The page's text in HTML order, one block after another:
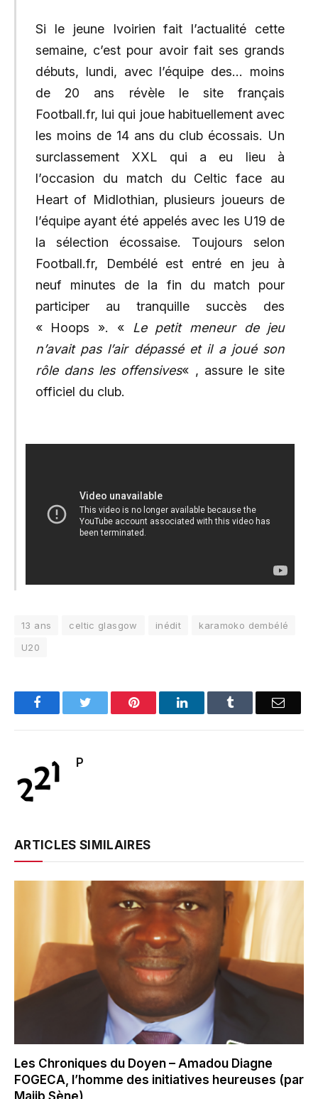
Si le jeune Ivoirien fait l’actualité cette
semaine, c’est pour avoir fait ses grands
débuts, lundi, avec l’équipe des… moins
de 20 ans révèle le site français
Football.fr, lui qui joue habituellement avec
les moins de 14 ans du club écossais. Un
surclassement XXL qui a eu lieu à
l’occasion du match du Celtic face au
Heart of Midlothian, plusieurs joueurs de
l’équipe ayant été appelés avec les U19 de
la sélection écossaise. Toujours selon
Football.fr, Dembélé est entré en jeu à
neuf minutes de la fin du match pour
participer au tranquille succès des
« Hoops ». «
Le petit meneur de jeu
n’avait pas l’air dépassé et il a joué son
rôle dans les offensives« , assure le site
officiel du club.
13 ans celtic glasgow inédit
karamoko dembélé
U20
FacebookTwitter Pinterest LinkedInTumblr Email
P
ARTICLES SIMILAIRES
Les Chroniques du Doyen – Amadou Diagne
FOGECA, l’homme des initiatives heureuses (par
Majib Sène)